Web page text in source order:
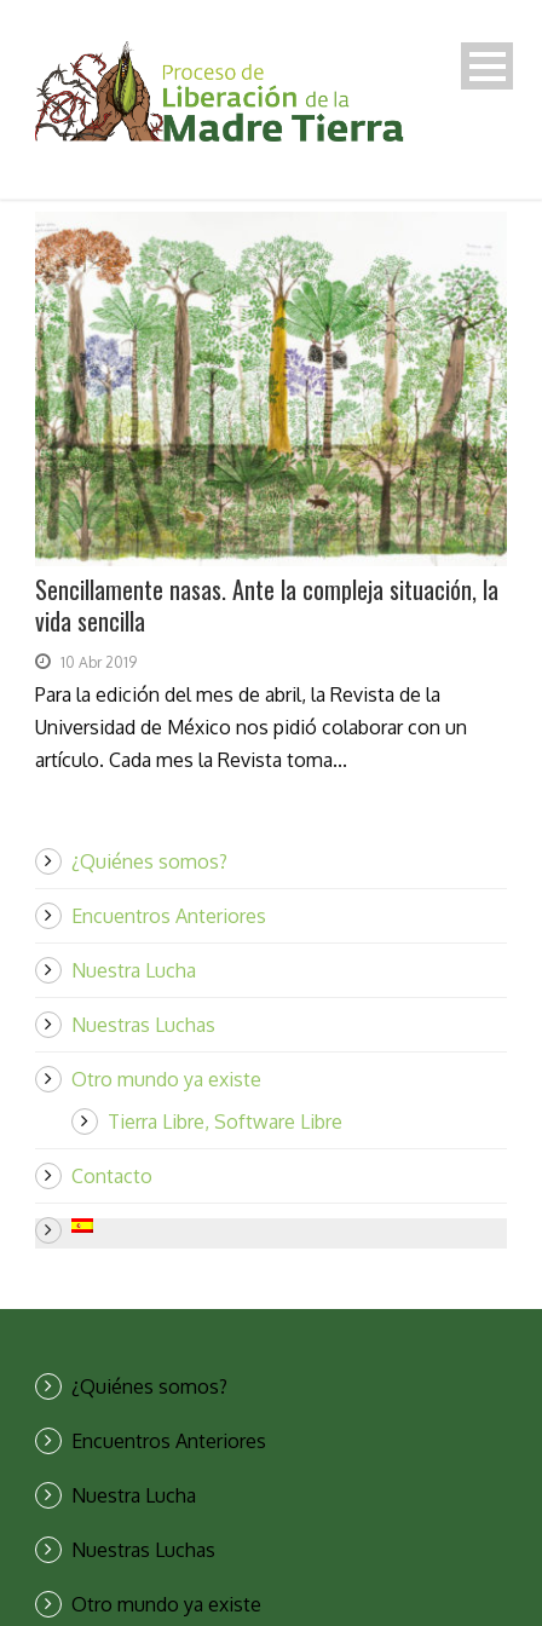
Sencillamente nasas. Ante la compleja situación, la
vida sencilla
10 Abr 2019
Para la edición del mes de abril, la Revista de la
Universidad de México nos pidió colaborar con un
artículo. Cada mes la Revista toma...
¿Quiénes somos?
Encuentros Anteriores
Nuestra Lucha
Nuestras Luchas
Otro mundo ya existe
Tierra Libre, Software Libre
Contacto
¿Quiénes somos?
Encuentros Anteriores
Nuestra Lucha
Nuestras Luchas
Otro mundo ya existe